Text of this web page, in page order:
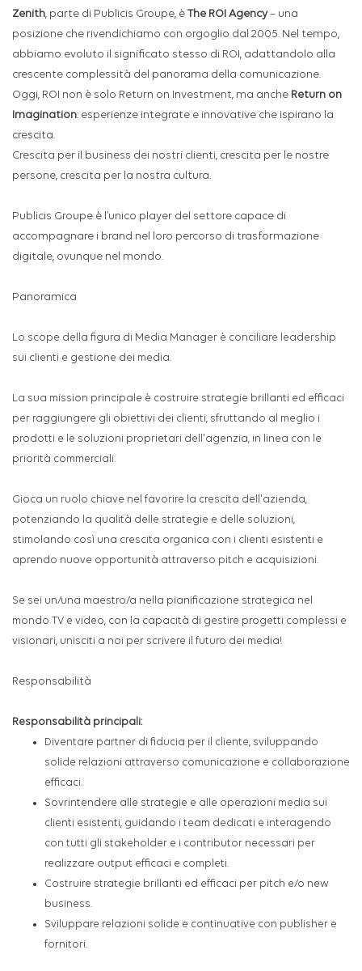
Zenith, parte di Publicis Groupe, è The ROI Agency– una
posizione che rivendichiamo con orgoglio dal 2005. Nel tempo,
abbiamo evoluto il significato stesso di ROI, adattandolo alla
crescente complessità del panorama della comunicazione.
Oggi, ROI non è solo Return on Investment, ma anche Return on
Imagination: esperienze integrate e innovative che ispirano la
crescita.
Crescita per il business dei nostri clienti, crescita per le nostre
persone, crescita per la nostra cultura.
Publicis Groupe è l’unico player del settore capace di
accompagnare i brand nel loro percorso di trasformazione
digitale, ovunque nel mondo.
Panoramica
Lo scope della figura di Media Manager è conciliare leadership
sui clienti e gestione dei media.
La sua mission principale è costruire strategie brillanti ed efficaci
per raggiungere gli obiettivi dei clienti, sfruttando al meglio i
prodotti e le soluzioni proprietari dell'agenzia, in linea con le
priorità commerciali.
Gioca un ruolo chiave nel favorire la crescita dell'azienda,
potenziando la qualità delle strategie e delle soluzioni,
stimolando così una crescita organica con i clienti esistenti e
aprendo nuove opportunità attraverso pitch e acquisizioni.
Se sei un/una maestro/a nella pianificazione strategica nel
mondo TV e video, con la capacità di gestire progetti complessi e
visionari, unisciti a noi per scrivere il futuro dei media!
Responsabilità
Responsabilità principali:
Diventare partner di fiducia per il cliente, sviluppando
solide relazioni attraverso comunicazione e collaborazione
efficaci.
Sovrintendere alle strategie e alle operazioni media sui
clienti esistenti, guidando i team dedicati e interagendo
con tutti gli stakeholder e i contributor necessari per
realizzare output efficaci e completi.
Costruire strategie brillanti ed efficaci per pitch e/o new
business.
Sviluppare relazioni solide e continuative con publisher e
fornitori.